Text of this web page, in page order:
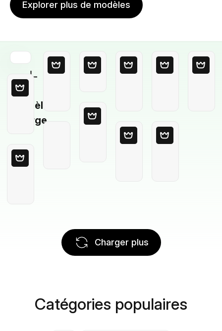
Explorer plus de modèles
Modèle
Vierge
Charger plus
Catégories populaires